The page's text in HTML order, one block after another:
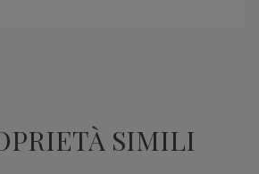
SIMILI